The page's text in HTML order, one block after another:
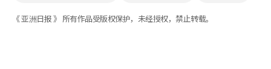
《 亚洲日报 》 所有作品受版权保护，未经授权，禁止转载。